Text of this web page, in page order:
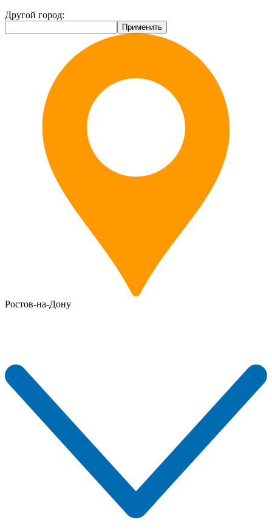
Другой город:
Ростов-на-Дону